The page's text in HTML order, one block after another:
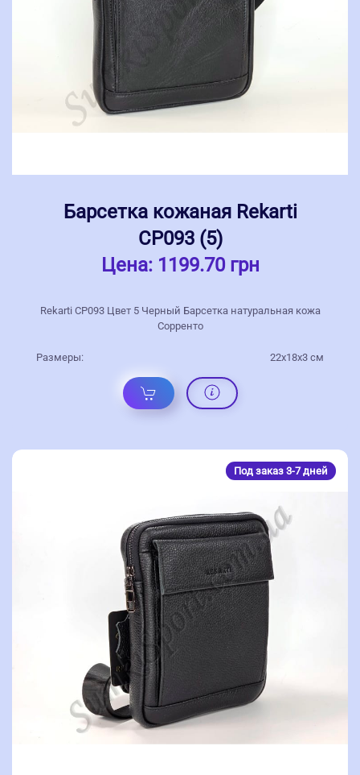
Барсетка кожаная Rekarti
СР093 (5)
Цена: 1199.70 грн
Rekarti СР093 Цвет 5 Черный Барсетка натуральная кожа
Сорренто
Размеры: 22х18х3 см
Под заказ 3-7 дней